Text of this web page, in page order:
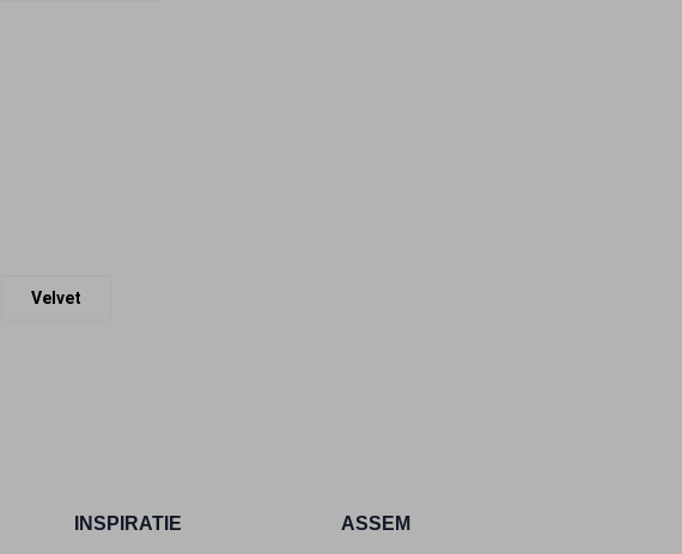
Velvet
INSPIRATIE ASSEM